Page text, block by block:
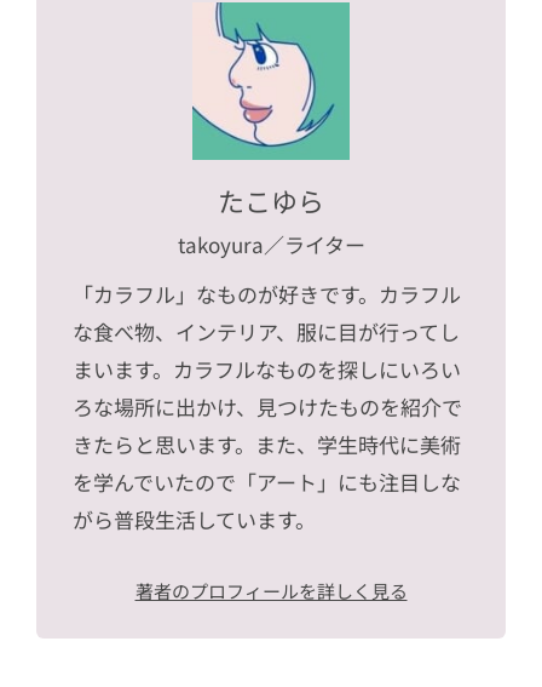
たこゆら
takoyura／ライター
「カラフル」なものが好きです。カラフル
な食べ物、インテリア、服に目が行ってし
まいます。カラフルなものを探しにいろい
ろな場所に出かけ、見つけたものを紹介で
きたらと思います。また、学生時代に美術
を学んでいたので「アート」にも注目しな
がら普段生活しています。
著者のプロフィールを詳しく見る